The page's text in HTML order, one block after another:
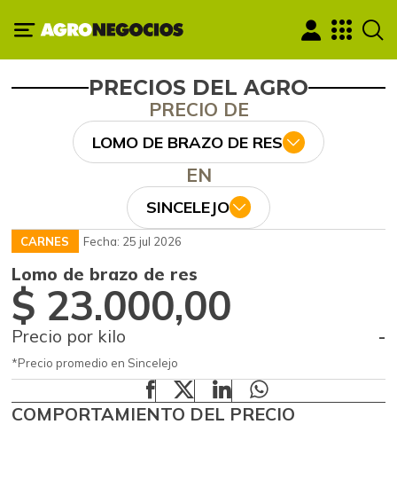
PRECIOS DEL AGRO
PRECIO DE
LOMO DE BRAZO DE RES
EN
SINCELEJO
CARNES Fecha: 25 jul 2026
Lomo de brazo de res
$ 23.000,00
Precio por kilo -
*Precio promedio en Sincelejo
COMPORTAMIENTO DEL PRECIO